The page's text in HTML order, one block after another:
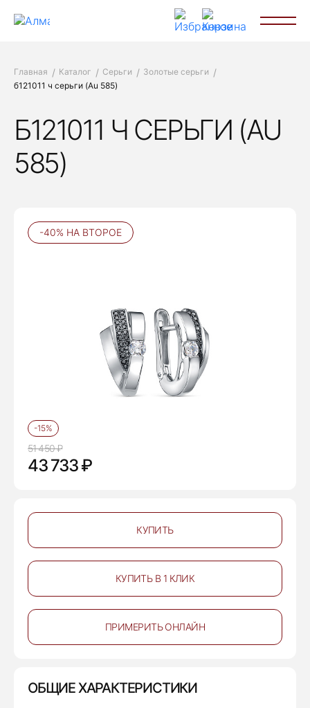
Главная Каталог Серьги
Золотые серьги
б121011 ч серьги (Au 585)
Б121011 Ч СЕРЬГИ (AU
585)
-40% НА ВТОРОЕ
51 450 ₽
-15%
43 733 ₽
ОБЩИЕ ХАРАКТЕРИСТИКИ
КУПИТЬ
КУПИТЬ В 1 КЛИК
ПРИМЕРИТЬ ОНЛАЙН